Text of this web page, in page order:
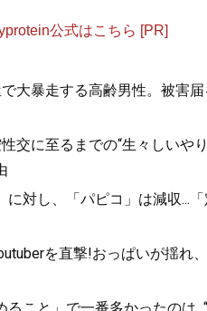
公式はこちら [PR]
大暴走する高齢男性。被害届
交に至るまでの“生々しいや
対し、「パピコ」は減収...
を直撃!おっぱいが揺れ